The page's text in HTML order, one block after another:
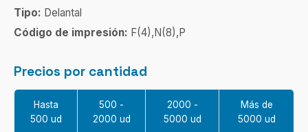
Tipo: Delantal
Código de impresión: F(4),N(8),P
Precios por cantidad
Hasta
500 ud
500 -
2000 ud
2000 -
5000 ud
Más de
5000 ud